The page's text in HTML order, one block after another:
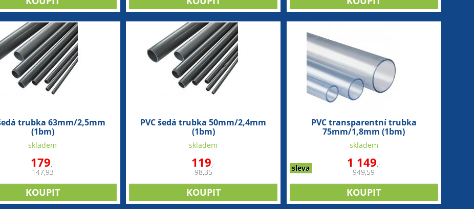
trubka 63mm/2,5mm
(1bm)
skladem
179,-
147,93
PVC šedá trubka 50mm/2,4mm
(1bm)
skladem
119,-
98,35
PVC transparentní trubka
75mm/1,8mm (1bm)
sleva
skladem
1 149,-
949,59